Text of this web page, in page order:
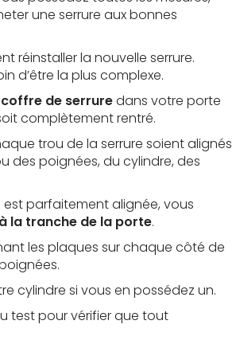
une serrure aux bonnes
réinstaller la nouvelle serrure.
d’être la plus complexe.
de serruredans votre porte
complètement rentré.
trou de la serrure soient alignés
des poignées, du cylindre, des
est parfaitement alignée, vous
la tranche de la porte.
les plaques sur chaque côté de
cylindre si vous en possédez un.
test pour vérifier que tout